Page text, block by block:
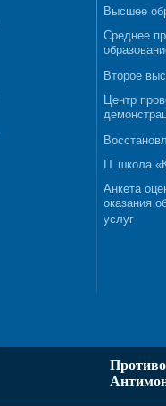
Высшее
Среднее
Второе
Центр
IT школа
Анкета
оказания
услуг